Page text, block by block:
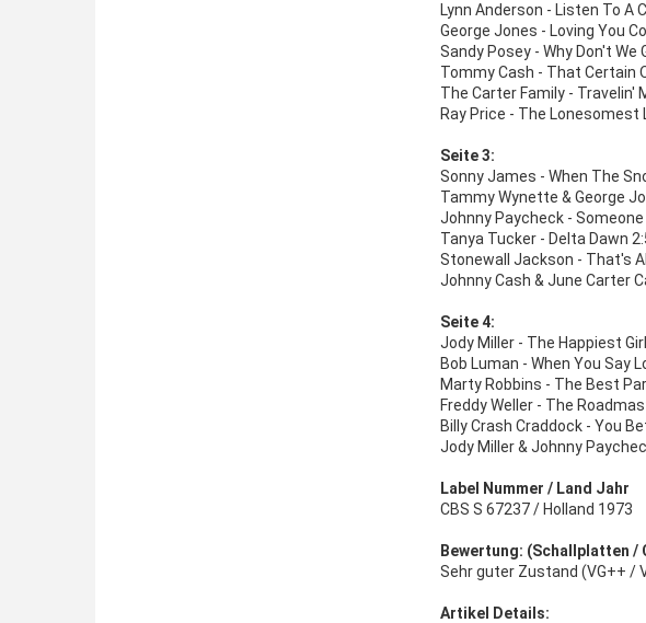
Lynn Anderson - Listen To A
George Jones - Loving You
Sandy Posey - Why Don't We
Tommy Cash - That Certain
The Carter Family - Travelin'
Ray Price - The Lonesomest
Seite 3:
Sonny James - When The
Tammy Wynette & George
Johnny Paycheck - Someone
Tanya Tucker - Delta Dawn
Stonewall Jackson - That's
Johnny Cash & June Carter
Seite 4:
Jody Miller - The Happiest
Bob Luman - When You Say
Marty Robbins - The Best
Freddy Weller - The
Billy Crash Craddock - You
Jody Miller & Johnny
Label Nummer / Land Jahr
CBS S 67237 / Holland 1973
Bewertung: (Schallplatten /
Sehr guter Zustand (VG++ /
Artikel Details: